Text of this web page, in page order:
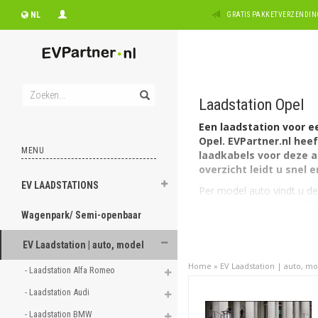
NL GRATIS
MENU
EV LAADSTATIONS
Wagenpark/ Semi-openbaar
EV Laadstation | auto, model
- Laadstation Alfa Romeo
- Laadstation Audi
- Laadstation BMW
Laadstation Opel
Een laadstation voor
Opel. EVPartner.nl
laadkabels voor deze
overzicht leidt u snel
Per model auto vindt u
DeOpel Corsa-e
1 fase met
Home » EV Laadstation | auto,